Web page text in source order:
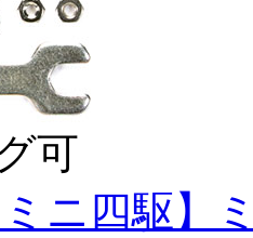
可
ミニ四駆】